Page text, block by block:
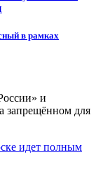
в рамках
и
запрещённом для